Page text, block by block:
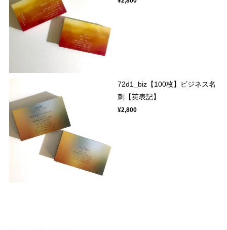
72d1_biz【100枚】ビジネス名
刺【英表記】
¥2,800